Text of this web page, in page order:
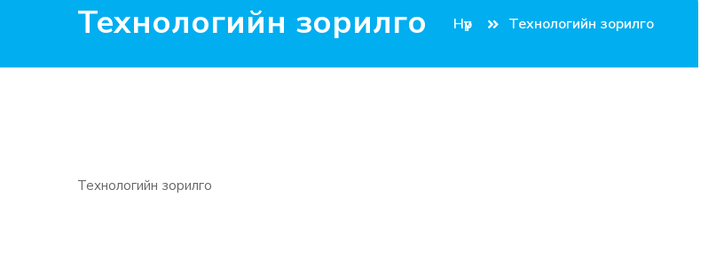
Технологийн зорилго Нүүр Технологийн зорилго
Технологийн зорилго